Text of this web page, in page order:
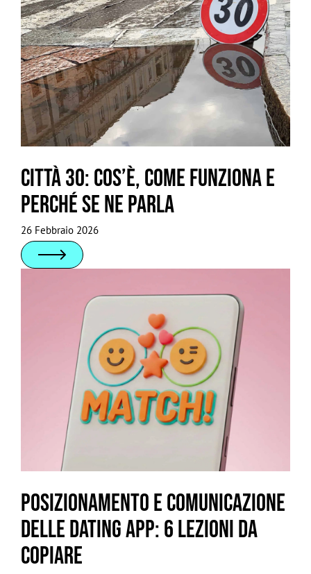
Città 30: cos’è, come funziona e
perché se ne parla
26 Febbraio 2026
Posizionamento e comunicazione
delle dating app: 6 lezioni da
copiare